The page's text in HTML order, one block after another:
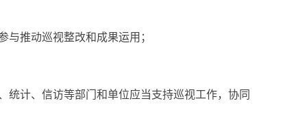
推动巡视整改和成果运用；
计、信访等部门和单位应当支持巡视工作，协同